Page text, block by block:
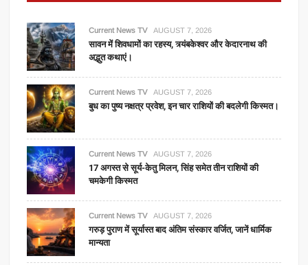
Current News TV AUGUST 7, 2026
सावन में शिवधामों का रहस्य, त्र्यंबकेश्वर और केदारनाथ की
अद्भुत कथाएं।
Current News TV AUGUST 7, 2026
बुध का पुष्य नक्षत्र प्रवेश, इन चार राशियों की बदलेगी किस्मत।
Current News TV AUGUST 7, 2026
17 अगस्त से सूर्य-केतु मिलन, सिंह समेत तीन राशियों की
चमकेगी किस्मत
Current News TV AUGUST 7, 2026
गरुड़ पुराण में सूर्यास्त बाद अंतिम संस्कार वर्जित, जानें धार्मिक
मान्यता